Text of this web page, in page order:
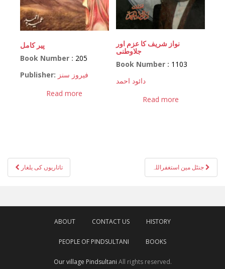
پیر کامل
Book Number : 205
Publisher: فیروز سنز
Read more
نواز شریف کا عزم اور
جلاوطنی
Book Number : 1103
دائود احمد
Read more
Post
navigation
تاتاریوں کی یلغار
ABOUT CONTACT US HISTORY
PEOPLE OF PINDSULTANI BOOKS
Our village Pindsultani All rights reserved.